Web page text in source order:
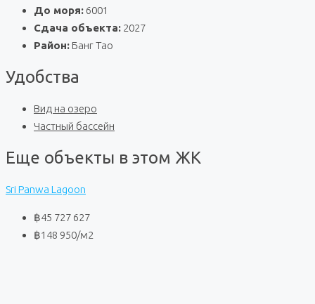
До моря: 6001
Сдача объекта: 2027
Район: Банг Тао
Удобства
Вид на озеро
Частный бассейн
Еще объекты в этом ЖК
Sri Panwa Lagoon
฿45 727 627
฿148 950/м2